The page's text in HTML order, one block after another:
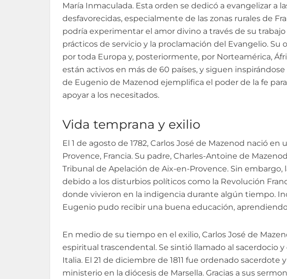
María Inmaculada. Esta orden se dedicó a evangelizar a
desfavorecidas, especialmente de las zonas rurales de
podría experimentar el amor divino a través de su
prácticos de servicio y la proclamación del Evangelio.
por toda Europa y, posteriormente, por Norteamérica,
están activos en más de 60 países, y siguen
de Eugenio de Mazenod ejemplifica el poder de la fe
apoyar a los necesitados.
Vida temprana y exilio
El 1 de agosto de 1782, Carlos José de Mazenod nació
Provence, Francia. Su padre, Charles-Antoine de
Tribunal de Apelación de Aix-en-Provence. Sin embargo,
debido a los disturbios políticos como la Revolución
donde vivieron en la indigencia durante algún tiempo.
Eugenio pudo recibir una buena educación,
En medio de su tiempo en el exilio, Carlos José de
espiritual trascendental. Se sintió llamado al sacerdocio
Italia. El 21 de diciembre de 1811 fue ordenado sacerdote
ministerio en la diócesis de Marsella. Gracias a sus